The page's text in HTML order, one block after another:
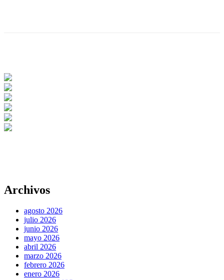
Archivos
agosto 2026
julio 2026
junio 2026
mayo 2026
abril 2026
marzo 2026
febrero 2026
enero 2026